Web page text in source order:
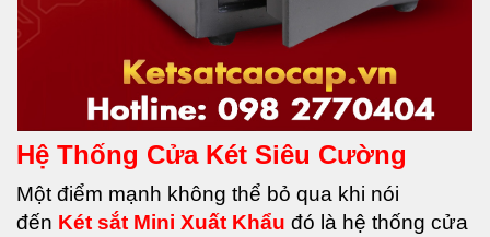
Hệ Thống Cửa Két Siêu Cường
Một điểm mạnh không thể bỏ qua khi nói
đến Két sắt Mini Xuất Khẩu đó là hệ thống cửa